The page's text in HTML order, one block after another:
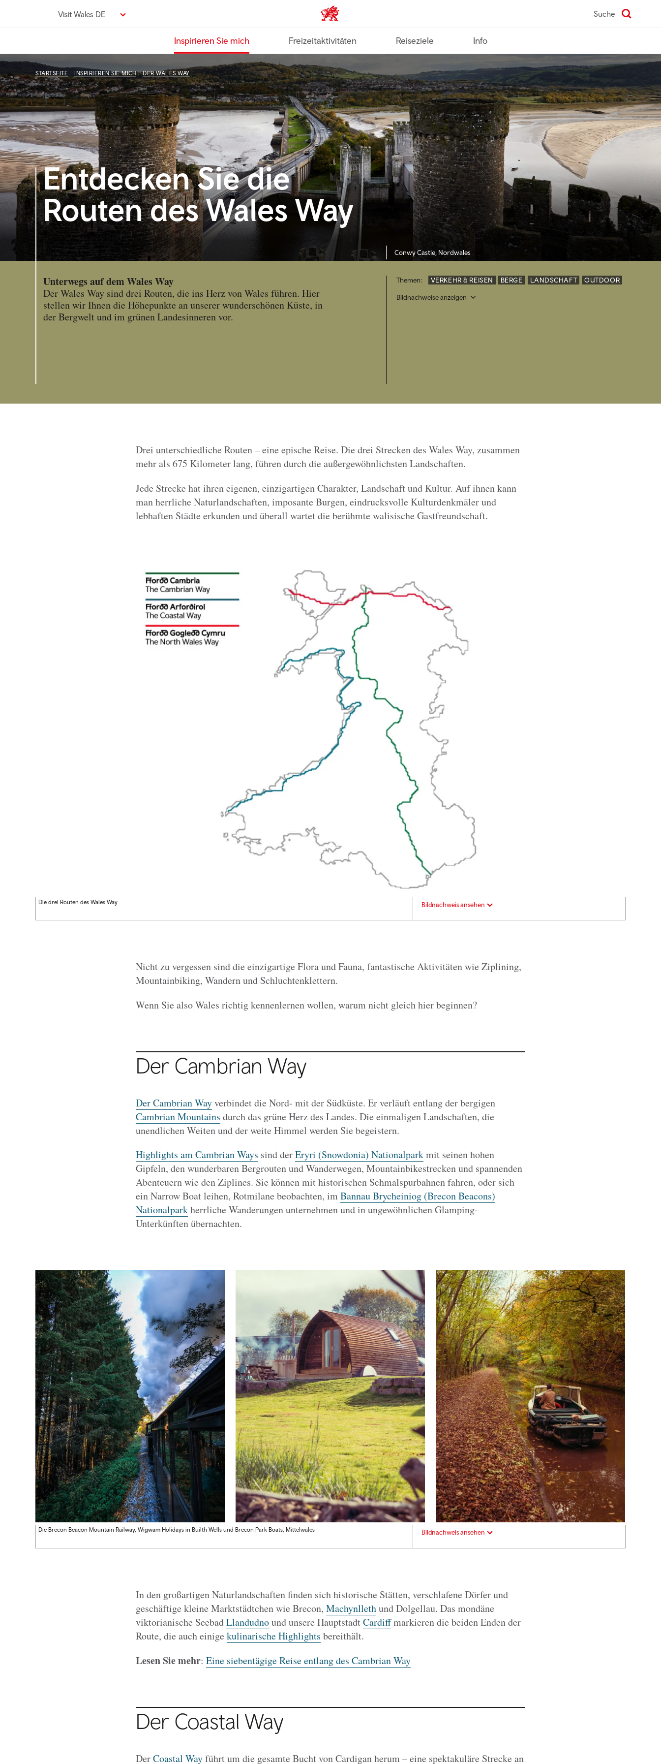
Visit Wales DE VisitWales home Suche
Inspirieren Sie mich Freizeitaktivitäten Reiseziele Info
STARTSEITE INSPIRIEREN SIE MICH DER WALES WAY
Entdecken Sie die
Routen des Wales Way
Conwy Castle, Nordwales
Unterwegs auf dem Wales Way
Der Wales Way sind drei Routen, die ins Herz von Wales führen. Hier
stellen wir Ihnen die Höhepunkte an unserer wunderschönen Küste, in
der Bergwelt und im grünen Landesinneren vor.
Themen: VERKEHR & REISEN BERGE LANDSCHAFT OUTDOOR
Bildnachweise anzeigen
Drei unterschiedliche Routen – eine epische Reise. Die drei Strecken des Wales Way, zusammen
mehr als 675 Kilometer lang, führen durch die außergewöhnlichsten Landschaften.
Jede Strecke hat ihren eigenen, einzigartigen Charakter, Landschaft und Kultur. Auf ihnen kann
man herrliche Naturlandschaften, imposante Burgen, eindrucksvolle Kulturdenkmäler und
lebhaften Städte erkunden und überall wartet die berühmte walisische Gastfreundschaft.
Die drei Routen des Wales Way Bildnachweis ansehen
Nicht zu vergessen sind die einzigartige Flora und Fauna, fantastische Aktivitäten wie Ziplining,
Mountainbiking, Wandern und Schluchtenklettern.
Wenn Sie also Wales richtig kennenlernen wollen, warum nicht gleich hier beginnen?
Der Cambrian Way
Der Cambrian Wayverbindet die Nord- mit der Südküste. Er verläuft entlang der bergigen
Cambrian Mountains durch das grüne Herz des Landes. Die einmaligen Landschaften, die
unendlichen Weiten und der weite Himmel werden Sie begeistern.
Highlights am Cambrian Ways sind derEryri (Snowdonia) Nationalparkmit seinen hohen
Gipfeln, den wunderbaren Bergrouten und Wanderwegen, Mountainbikestrecken und spannenden
Abenteuern wie den Ziplines. Sie können mit historischen Schmalspurbahnen fahren, oder sich
ein Narrow Boat leihen, Rotmilane beobachten, imBannau Brycheiniog (Brecon Beacons)
Nationalparkherrliche Wanderungen unternehmen und in ungewöhnlichen Glamping-
Unterkünften übernachten.
Die Brecon Beacon Mountain Railway, Wigwam Holidays in Builth Wells und Brecon Park Boats, Mittelwales Bildnachweis ansehen
In den großartigen Naturlandschaften finden sich historische Stätten, verschlafene Dörfer und
geschäftige kleine Marktstädtchen wie Brecon, Machynllethund Dolgellau. Das mondäne
viktorianische SeebadLlandudnound unsere HauptstadtCardiffmarkieren die beiden Enden der
Route, die auch einige kulinarische Highlights bereithält.
Lesen Sie mehr: Eine siebentägige Reise entlang des Cambrian Way
Der Coastal Way
DerCoastal Wayführt um die gesamte Bucht von Cardigan herum – eine spektakuläre Strecke an